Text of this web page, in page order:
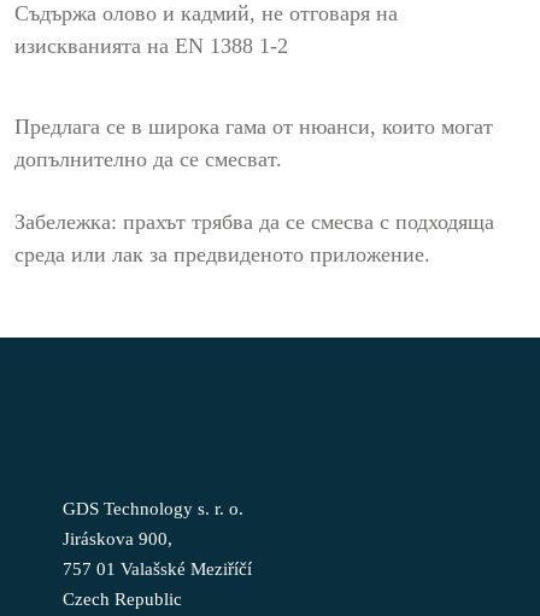
Съдържа олово и кадмий, не отговаря на
изискванията на EN 1388 1-2
Предлага се в широка гама от нюанси, които могат
допълнително да се смесват.
Забележка: прахът трябва да се смесва с подходяща
среда или лак за предвиденото приложение.
GDS Technology s. r. o.
Jiráskova 900,
757 01 Valašské Meziříčí
Czech Republic